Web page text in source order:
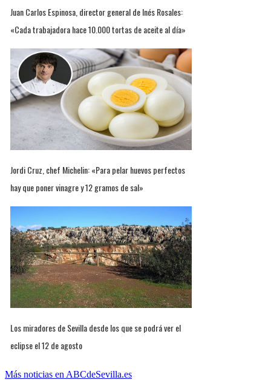
Juan Carlos Espinosa, director general de Inés Rosales:
«Cada trabajadora hace 10.000 tortas de aceite al día»
Jordi Cruz, chef Michelin: «Para pelar huevos perfectos
hay que poner vinagre y 12 gramos de sal»
Los miradores de Sevilla desde los que se podrá ver el
eclipse el 12 de agosto
Más noticias en ABCdeSevilla.es